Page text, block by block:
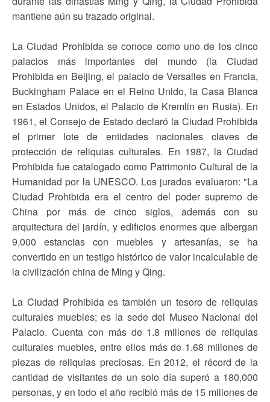
mantiene aún su trazado original.
La Ciudad Prohibida se conoce como uno de los cinco
palacios más importantes del mundo (la Ciudad
Prohibida en Beijing, el palacio de Versalles en Francia,
Buckingham Palace en el Reino Unido, la Casa Blanca
en Estados Unidos, el Palacio de Kremlin en Rusia). En
1961, el Consejo de Estado declaró la Ciudad Prohibida
el primer lote de entidades nacionales claves de
protección de reliquias culturales. En 1987, la Ciudad
Prohibida fue catalogado como Patrimonio Cultural de la
Humanidad por la UNESCO. Los jurados evaluaron: "La
Ciudad Prohibida era el centro del poder supremo de
China por más de cinco siglos, además con su
arquitectura del jardín, y edificios enormes que albergan
9,000 estancias con muebles y artesanías, se ha
convertido en un testigo histórico de valor incalculable de
la civilización china de Ming y Qing.
La Ciudad Prohibida es también un tesoro de reliquias
culturales muebles; es la sede del Museo Nacional del
Palacio. Cuenta con más de 1.8 millones de reliquias
culturales muebles, entre ellos más de 1.68 millones de
piezas de reliquias preciosas. En 2012, el récord de la
cantidad de visitantes de un solo día superó a 180,000
personas, y en todo el año recibió más de 15 millones de